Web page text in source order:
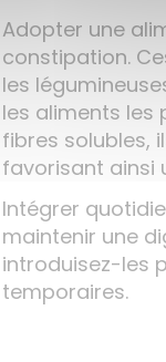
Adopter une
constipation.
les
les aliments les
fibres solubles,
favorisant ainsi
Intégrer
maintenir une
introduisez-les
temporaires.